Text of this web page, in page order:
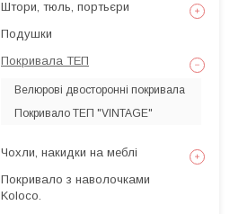
Штори, тюль, портьєри
Подушки
Покривала ТЕП
Велюрові двосторонні покривала
Покривало ТЕП "VINTAGE"
Чохли, накидки на меблі
Покривало з наволочками
Koloco.